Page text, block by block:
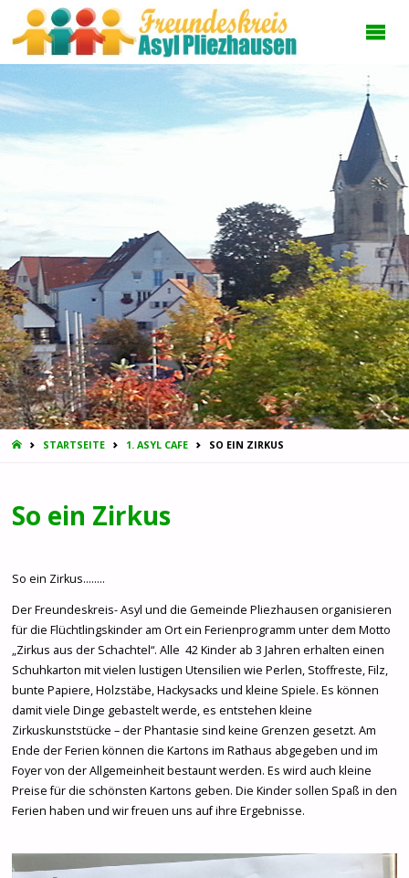
STARTSTARTSEITE 1. ASYL CAFE SO EIN ZIRKUS
So ein Zirkus
So ein Zirkus……..
Der Freundeskreis- Asyl und die Gemeinde Pliezhausen organisieren
für die Flüchtlingskinder am Ort ein Ferienprogramm unter dem Motto
„Zirkus aus der Schachtel“. Alle 42 Kinder ab 3 Jahren erhalten einen
Schuhkarton mit vielen lustigen Utensilien wie Perlen, Stoffreste, Filz,
bunte Papiere, Holzstäbe, Hackysacks und kleine Spiele. Es können
damit viele Dinge gebastelt werde, es entstehen kleine
Zirkuskunststücke – der Phantasie sind keine Grenzen gesetzt. Am
Ende der Ferien können die Kartons im Rathaus abgegeben und im
Foyer von der Allgemeinheit bestaunt werden. Es wird auch kleine
Preise für die schönsten Kartons geben. Die Kinder sollen Spaß in den
Ferien haben und wir freuen uns auf ihre Ergebnisse.